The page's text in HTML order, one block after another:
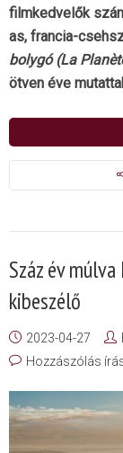
filmkedvelők
as, francia-
bolygó (La
ötven éve
Száz év
kibeszélő
2023-04-27
Hozzászólás